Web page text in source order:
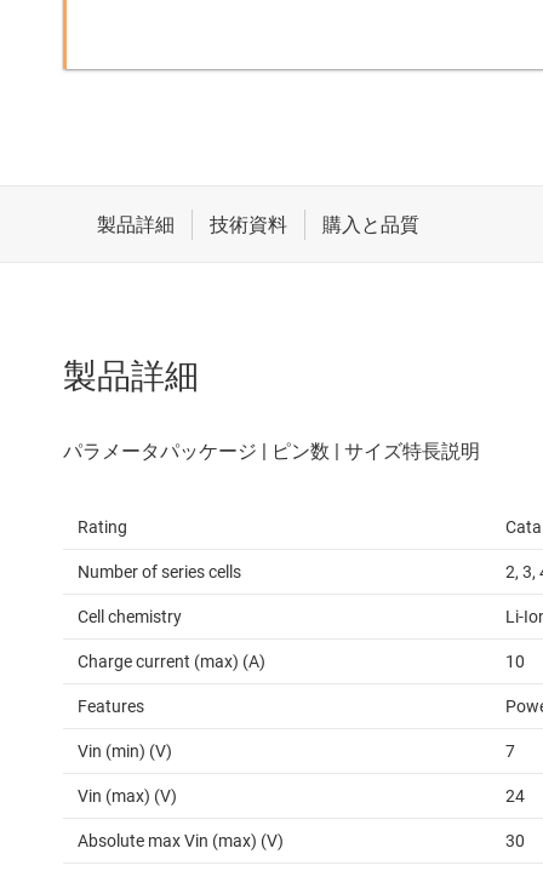
製品詳細
Rating
Number of series cells 2, 3,
Cell chemistry Li-
Charge current (max) (A) 10
Features
Vin (min) (V) 7
Vin (max) (V) 24
Absolute max Vin (max) (V) 30